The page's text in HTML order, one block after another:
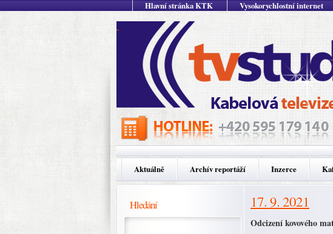
Hlavní stránka KTK Vysokorychlostní internet
Aktuálně Archív reportáží Inzerce
Hledání 17. 9. 2021
Odcizení kovového